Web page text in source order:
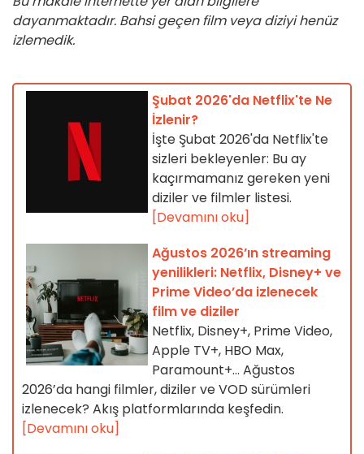
dayanmaktadır. Bahsi geçen film veya diziyi henüz
izlemedik.
Şubat 2026'da Netflix'te Ne
İzlenir?
İşte Şubat 2026'da Netflix'te
sizleri bekleyenler: Bu ay
kaçırmamanız gereken yeni
diziler ve filmler listesi.
[Devamını oku]
Ağustos 2026’ın streaming
yenilikleri: Netflix, Disney+ ve
Prime Video’da izlenecek
film ve diziler
Netflix, Disney+, Prime Video,
Apple TV+, HBO Max,
Paramount+… Ağustos
2026’da hangi filmler, diziler ve VOD sürümleri
izlenecek? Akış platformlarında keşfedin.
[Devamını oku]